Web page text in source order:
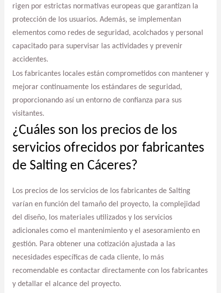
rigen por estrictas normativas europeas que garantizan la
protección de los usuarios. Además, se implementan
elementos como redes de seguridad, acolchados y personal
capacitado para supervisar las actividades y prevenir
accidentes.
Los fabricantes locales están comprometidos con mantener y
mejorar continuamente los estándares de seguridad,
proporcionando así un entorno de confianza para sus
visitantes.
¿Cuáles son los precios de los
servicios ofrecidos por fabricantes
de Salting en Cáceres?
Los precios de los servicios de los fabricantes de Salting
varían en función del tamaño del proyecto, la complejidad
del diseño, los materiales utilizados y los servicios
adicionales como el mantenimiento y el asesoramiento en
gestión. Para obtener una cotización ajustada a las
necesidades específicas de cada cliente, lo más
recomendable es contactar directamente con los fabricantes
y detallar el alcance del proyecto.